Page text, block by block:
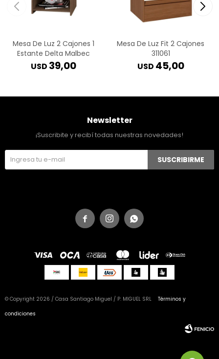
Mesa De Luz 2 Cajones 1
Estante Delta Malbec
USD 39,00
Mesa De Luz Fit 2 Cajones
311061
USD 45,00
  
Newsletter
¡Suscribite y recibí todas nuestras novedades!
SUSCRIBIRME
© Copyright 2026 / Casa Santiago Miguel / P. MIGUEL SRL
Términos y
condiciones